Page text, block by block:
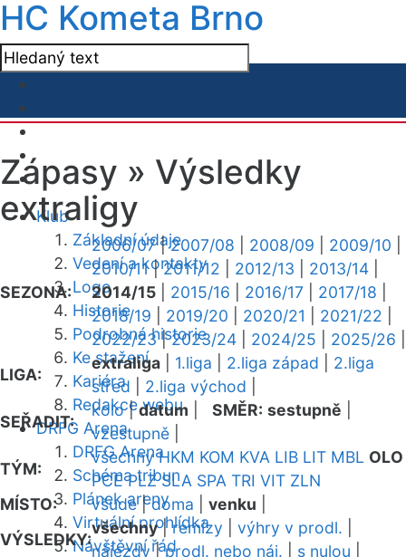
HC Kometa Brno
Klub
Základní údaje
Vedení a kontakty
Logo
Historie
Podrobná historie
Ke stažení
Kariéra
Redakce webu
DRFG Arena
DRFG Arena
Schéma tribun
Plánek areny
Virtuální prohlídka
Návštěvní řád
Zápasy » Výsledky
extraligy
SEZONA:
2006/07|2007/08 2008/09 2009/10
2010/11|2011/12 2012/13 2013/14
2014/15
2015/16 2016/17 2017/18
2018/19
2019/20 2020/21 2021/22
2022/23|2023/24 2024/25 2025/26
LIGA:
extraliga 1.liga 2.liga západ
2.liga
střed
2.liga východ
SEŘADIT:
kolo|datum SMĚR: sestupně
vzestupně
TÝM:
všechny HKM KOM KVA LIB LIT MBL OLO
PCE PLZ SLA SPA TRI VIT ZLN
MÍSTO:
všude|doma venku
VÝSLEDKY:
všechny|remízy výhry v prodl.
nájezdy|prodl. nebo náj. s nulou